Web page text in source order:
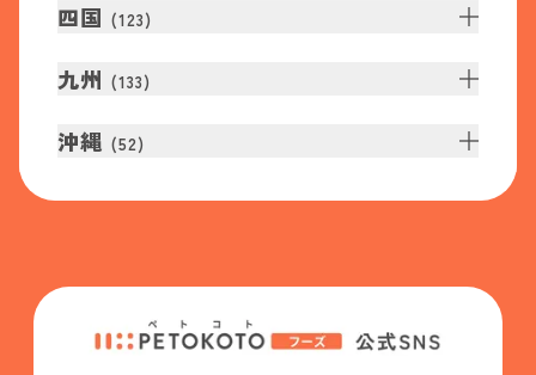
四国 (123)
九州 (133)
沖縄 (52)